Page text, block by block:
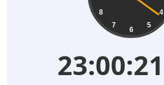
4
5
6
7
8
23:00:21